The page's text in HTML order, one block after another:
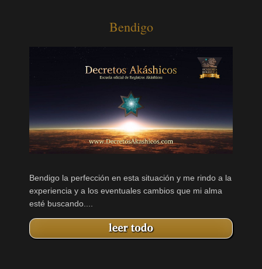
Bendigo
Bendigo la perfección en esta situación y me rindo a la
experiencia y a los eventuales cambios que mi alma
esté buscando....